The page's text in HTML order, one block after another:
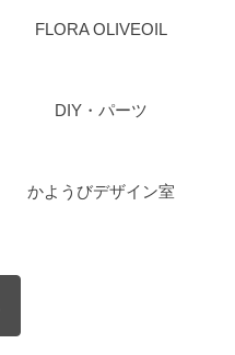
FLORA OLIVEOIL
DIY・パーツ
かようびデザイン室